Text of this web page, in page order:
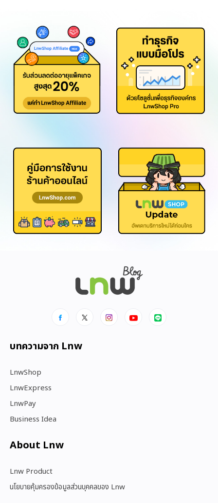
บทความจาก Lnw
LnwShop
LnwExpress
LnwPay
Business Idea
About Lnw​
Lnw Product
นโยบายคุ้มครองข้อมูลส่วนบุคคลของ Lnw